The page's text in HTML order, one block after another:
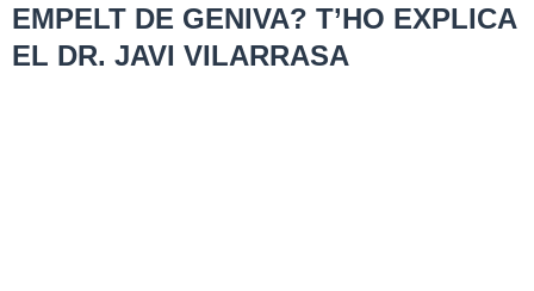
EMPELT DE GENIVA? T’HO EXPLICA
EL DR. JAVI VILARRASA